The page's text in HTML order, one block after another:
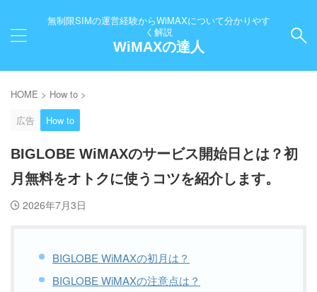
無制限SIMの運営経験からWiMAXについて分かりやす
く解説
WiMAXの達人
HOME > How to >
広告
How to
BIGLOBE WiMAXのサービス開始日とは？初
月無料をオトクに使うコツを紹介します。
2026年7月3日
BIGLOBE WiMAXの初月は？
BIGLOBE WiMAXの注意点は？